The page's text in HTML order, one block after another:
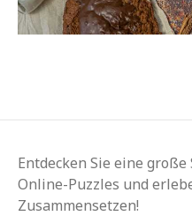
Entdecken Sie eine
Online-Puzzles und
Zusammensetzen!